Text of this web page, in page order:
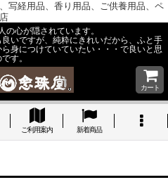
写経用品、香り用品、ご供養用品、ペ
の心が隠されています。
いですが、純粋にきれいだから、ふと手
身につけていていたい・・・で良いと思
です。
カート
ご利用案内 新着商品